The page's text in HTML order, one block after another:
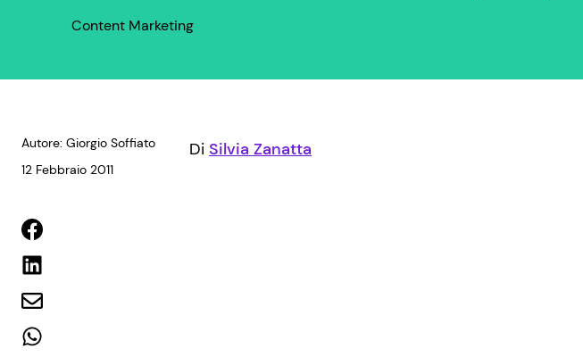
Content Marketing
Autore: Giorgio Soffiato
12 Febbraio 2011
Di Silvia Zanatta